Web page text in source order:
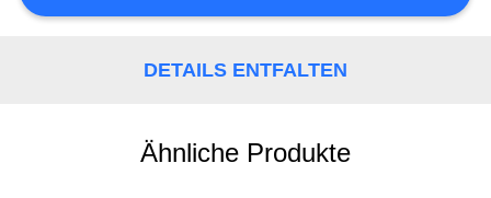
DETAILS ENTFALTEN
Ähnliche Produkte